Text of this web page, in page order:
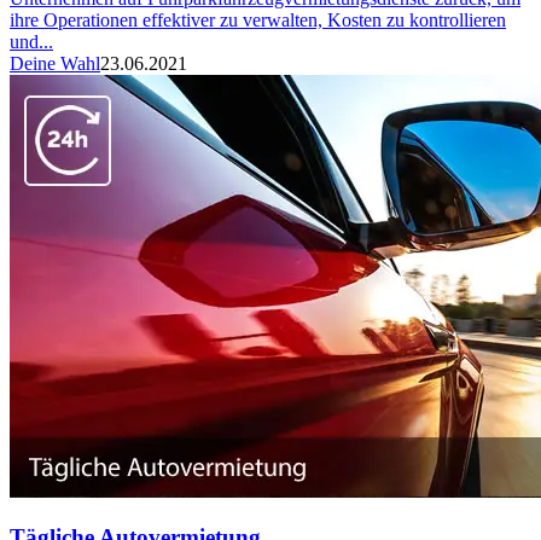
ihre Operationen effektiver zu verwalten, Kosten zu kontrollieren
und...
Deine Wahl23.06.2021